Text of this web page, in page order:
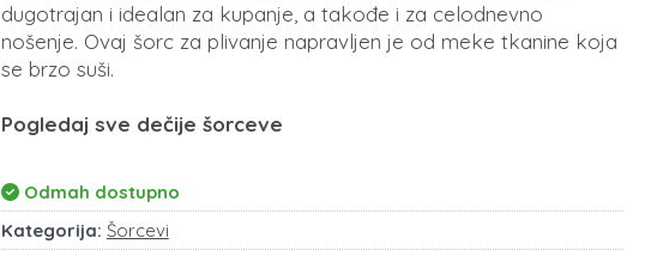
dugotrajan i idealan za kupanje, a takođe i za celodnevno
nošenje. Ovaj šorc za plivanje napravljen je od meke tkanine koja
se brzo suši.
Pogledaj sve dečije šorceve
Odmah dostupno
Kategorija: Šorcevi